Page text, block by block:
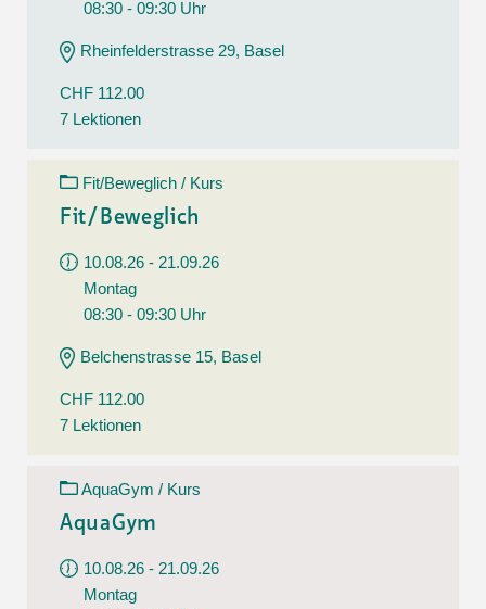
08:30 - 09:30 Uhr
Rheinfelderstrasse 29, Basel
CHF 112.00
7 Lektionen
Fit/Beweglich / Kurs
Fit/Beweglich
10.08.26 - 21.09.26
Montag
08:30 - 09:30 Uhr
Belchenstrasse 15, Basel
CHF 112.00
7 Lektionen
AquaGym / Kurs
AquaGym
10.08.26 - 21.09.26
Montag